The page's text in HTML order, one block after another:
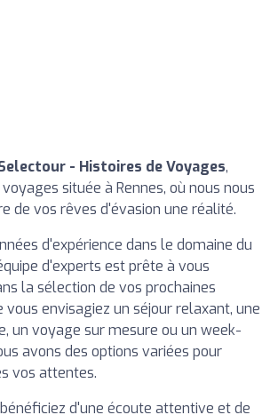
- Histoires de Voyages,
située à Rennes, où nous nous
de vos rêves d'évasion une réalité.
d'expérience dans le domaine du
d'experts est prête à vous
la sélection de vos prochaines
vous envisagiez un séjour relaxant, une
un voyage sur mesure ou un week-
avons des options variées pour
vos attentes.
d'une écoute attentive et de